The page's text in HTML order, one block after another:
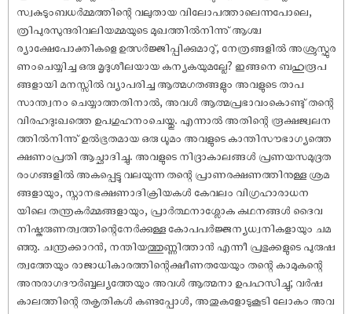
സ്വകുടുംബധർമ്മത്തിന്റെ വലുതായ വിലോപത്താലെന്നപോലെ,
ത്രിപുരസുന്ദരിവലിയമ്മയുടെ മുഖത്തിൽനിന്നു് ആശ്ച
ര്യാക്ഷേപോക്തികളെ ഉത്സർജ്ജിപ്പിക്കുമാറു്, നേത്രങ്ങളിൽ അശ്രുസ്ഫുര
ണംചെയ്യിച്ച ഒരു മൃദുശീലയായ കന്യകയുമല്ലേ? ഇങ്ങനെ ബഹുരൂപ
ങ്ങളായി മനസ്സിൽ വ്യാപരിച്ച ആത്മഗതങ്ങളും അവളുടെ താപ
സാന്ത്വനം ചെയ്യാത്തതിനാൽ, അവൾ ആത്മപ്രഭാവംകൊണ്ടു് തന്റെ
വിരഹദുഃഖത്തെ ഉപഗുഹനംചെയ്തു. എന്നാൽ അതിന്റെ രൂക്ഷജ്വലന
ത്തിൽനിന്നു് ഉൽഭൂതമായ ഒരു ധൂമം അവളുടെ കാന്തിസൗഭാഗ്യത്തെ
ക്ഷണംപ്രതി ആച്ഛാദിച്ചു. അവളുടെ നിദ്രാകാലങ്ങൾ പ്രണയസമുദ്രത
രംഗങ്ങളിൽ അകപ്പെട്ടു വലയുന്ന തന്റെ പ്രാണരക്ഷണത്തിനുള്ള ശ്രമ
ങ്ങളായും, സ്നാനഭക്ഷണാദിക്രിയകൾ കേവലം വിഗ്രഹാരാധന
യിലെ തന്ത്രകർമ്മങ്ങളായും, പ്രാർത്ഥനാശ്ലോക കഥനങ്ങൾ ദൈവ
നിഷ്കരുണത്വത്തിന്റെനേർക്കുള്ള കോപപർജ്ജന്യധ്വനികളായും ചമ
ഞ്ഞു. ചന്ത്രക്കാറൻ, നന്തിയത്തുണ്ണിത്താൻ എന്നീ പ്രഭുക്കളുടെ പുരുഷ
ത്വത്തേയും രാജാധികാരത്തിന്റെക്ഷീണതയേയും തന്റെ കാമുകന്റെ
അനുരാഗദൗർബ്ബല്യത്തേയും അവൾ ആത്മനാ ഉപഹസിച്ചു; വർഷ
കാലത്തിന്റെ തകൃതികൾ കണ്ടപ്പോൾ, അതുകളോടുകൂടി ലോകം അവ